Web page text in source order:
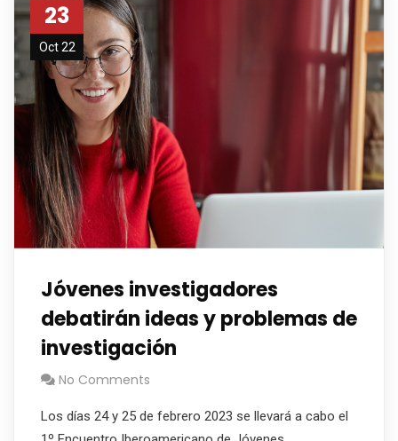
23
Oct 22
Jóvenes investigadores
debatirán ideas y problemas de
investigación
No Comments
Los días 24 y 25 de febrero 2023 se llevará a cabo el